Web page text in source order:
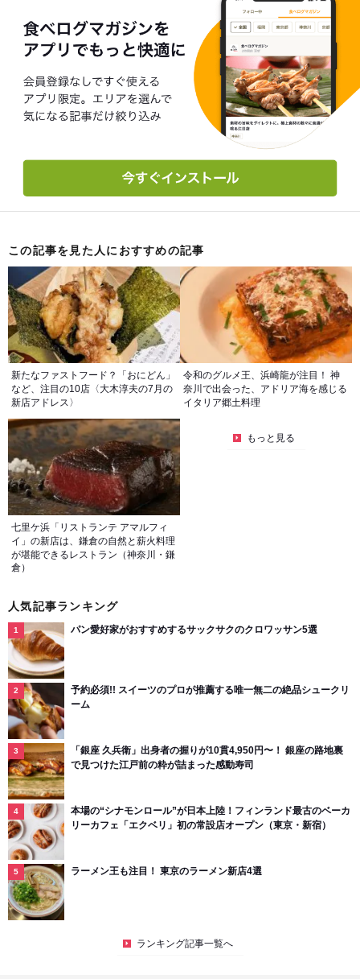
この記事を見た人におすすめの記事
新たなファストフード？「おにどん」
など、注目の10店〈大木淳夫の7月の
新店アドレス〉
令和のグルメ王、浜崎龍が注目！ 神
奈川で出会った、アドリア海を感じる
イタリア郷土料理
七里ケ浜「リストランテ アマルフィ
イ」の新店は、鎌倉の自然と薪火料理
が堪能できるレストラン（神奈川・鎌
倉）
もっと見る
人気記事ランキング
パン愛好家がおすすめするサックサクのクロワッサン5選
予約必須!! スイーツのプロが推薦する唯一無二の絶品シュークリ
ーム
「銀座 久兵衛」出身者の握りが10貫4,950円〜！ 銀座の路地裏
で見つけた江戸前の粋が詰まった感動寿司
本場の“シナモンロール”が日本上陸！フィンランド最古のベーカ
リーカフェ「エクベリ」初の常設店オープン（東京・新宿）
ラーメン王も注目！ 東京のラーメン新店4選
ランキング記事一覧へ